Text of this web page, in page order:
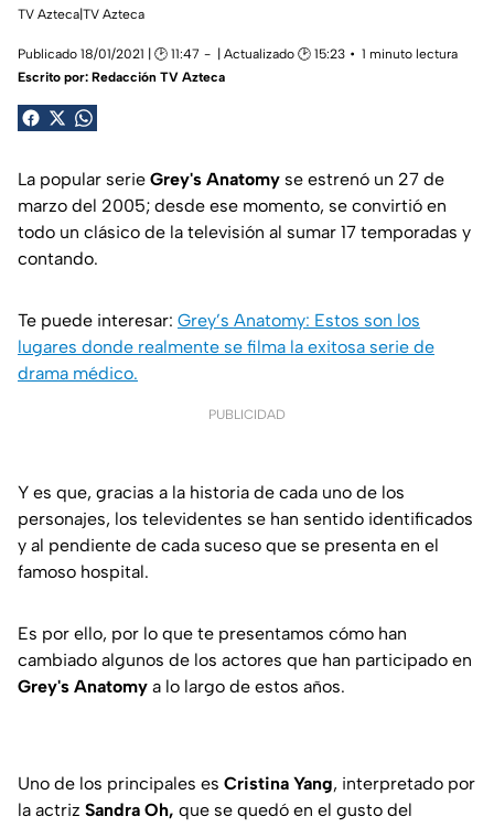
TV Azteca|TV Azteca
Publicado 18/01/2021 | 🕑 11:47 | Actualizado 🕑 15:23
1 minuto lectura
Escrito por: Redacción TV Azteca
La popular serie Grey's Anatomy se estrenó un 27 de
marzo del 2005; desde ese momento, se convirtió en
todo un clásico de la televisión al sumar 17 temporadas y
contando.
Te puede interesar: Grey’s Anatomy: Estos son los
lugares donde realmente se filma la exitosa serie de
drama médico.
PUBLICIDAD
Y es que, gracias a la historia de cada uno de los
personajes, los televidentes se han sentido identificados
y al pendiente de cada suceso que se presenta en el
famoso hospital.
Es por ello, por lo que te presentamos cómo han
cambiado algunos de los actores que han participado en
Grey's Anatomy a lo largo de estos años.
Uno de los principales es Cristina Yang, interpretado por
la actriz Sandra Oh, que se quedó en el gusto del